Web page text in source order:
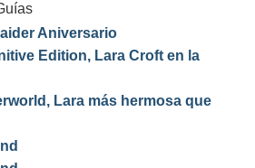
Aniversario
Edition, Lara Croft en la
Lara más hermosa que